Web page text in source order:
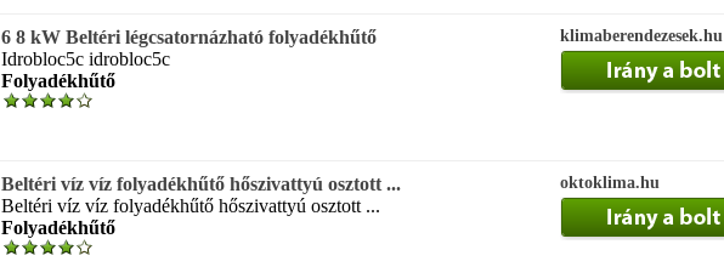
6 8 kW Beltéri légcsatornázható folyadékhűtő
Idrobloc5c idrobloc5c
Folyadékhűtő
klimaberendezesek.hu
Beltéri víz víz folyadékhűtő hőszivattyú osztott ...
Beltéri víz víz folyadékhűtő hőszivattyú osztott ...
Folyadékhűtő
oktoklima.hu